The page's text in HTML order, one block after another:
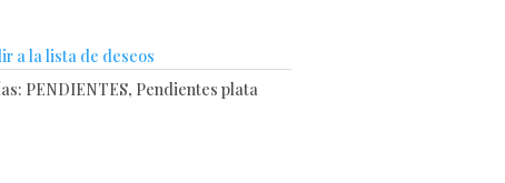
a la lista de deseos
PENDIENTES, Pendientes plata